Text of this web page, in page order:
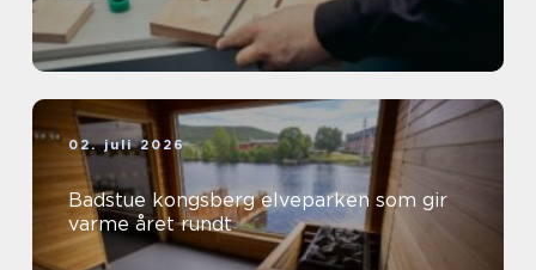
02. juli 2026
Badstue kongsberg elveparken som gir
varme året rundt